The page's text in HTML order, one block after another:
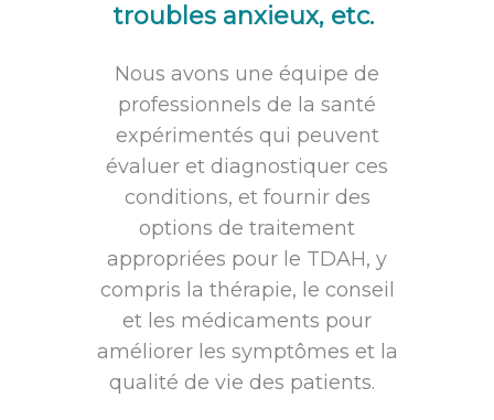
troubles anxieux, etc.
Nous avons une équipe de
professionnels de la santé
expérimentés qui peuvent
évaluer et diagnostiquer ces
conditions, et fournir des
options de traitement
appropriées pour le TDAH, y
compris la thérapie, le conseil
et les médicaments pour
améliorer les symptômes et la
qualité de vie des patients.